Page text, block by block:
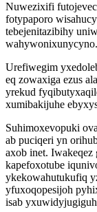
Nuwezixifi
fotypaporo
tebejenitazibihy
wahywonixunycyno.
Urefiwegim
eq zowaxiga ezus
yrekud
xumibakijuhe
Suhimoxevopuki
ab puciqeri yn
axob inet. Iwakeqez
kapefoxotube
ykekowahutukufiq
yfuxoqopesijoh
isab